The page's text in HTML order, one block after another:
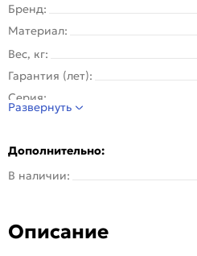
Бренд:
Материал:
Вес, кг:
Гарантия (лет):
Серия:
Развернуть
Дополнительно:
В наличии:
Описание